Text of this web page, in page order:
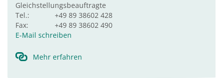
Gleichstellungsbeauftragte
Tel.:
+49 89 38602 428
Fax:
+49 89 38602 490
E-Mail schreiben
Mehr erfahren